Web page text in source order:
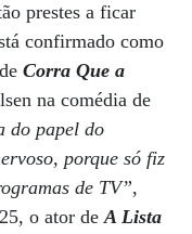
prestes a ficar
confirmado como
Corra Que a
na comédia de
do papel do
porque só fiz
de TV”,
o ator deA Lista